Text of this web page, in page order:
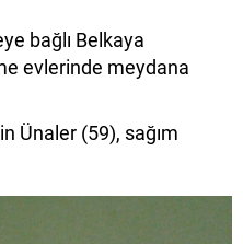
bağlı Belkaya
evlerinde meydana
Ünaler (59), sağım